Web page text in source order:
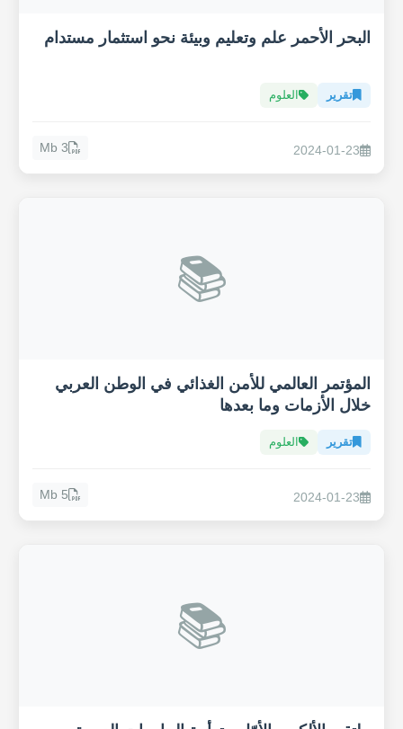
البحر الأحمر علم وتعليم وبيئة نحو استثمار مستدام
تقرير العلوم
2024-01-23
3 Mb
📚
المؤتمر العالمي للأمن الغذائي في الوطن العربي
خلال الأزمات وما بعدها
تقرير العلوم
2024-01-23
5 Mb
📚